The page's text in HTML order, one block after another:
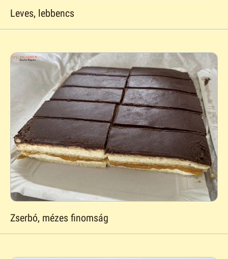
Leves, lebbencs
Zserbó, mézes finomság